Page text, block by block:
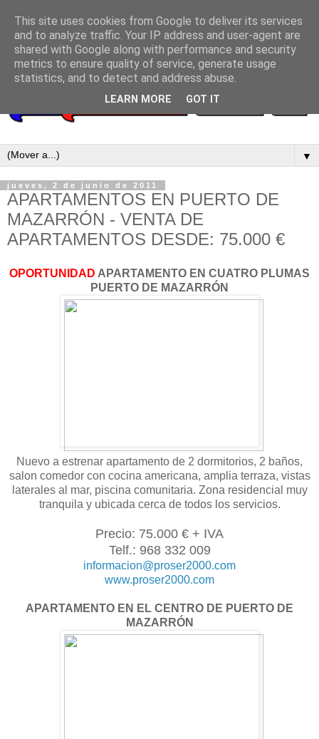
▼
jueves, 2 de junio de 2011
APARTAMENTOS EN PUERTO DE
MAZARRÓN - VENTA DE
APARTAMENTOS DESDE: 75.000 €
OPORTUNIDAD APARTAMENTO EN CUATRO PLUMAS
PUERTO DE MAZARRÓN
Nuevo a estrenar apartamento de 2 dormitorios, 2 baños,
salon comedor con cocina americana, amplia terraza, vistas
laterales al mar, piscina comunitaria. Zona residencial muy
tranquila y ubicada cerca de todos los servicios.
Precio: 75.000 € + IVA
Telf.: 968 332 009
informacion@proser2000.com
www.proser2000.com
APARTAMENTO EN EL CENTRO DE PUERTO DE
MAZARRÓN
This site uses cookies from Google to deliver its services
and to analyze traffic. Your IP address and user-agent are
shared with Google along with performance and security
metrics to ensure quality of service, generate usage
statistics, and to detect and address abuse.
LEARN MORE GOT IT